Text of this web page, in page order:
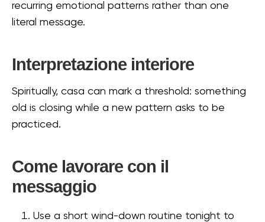
recurring emotional patterns rather than one
literal message.
Interpretazione interiore
Spiritually, casa can mark a threshold: something
old is closing while a new pattern asks to be
practiced.
Come lavorare con il
messaggio
Use a short wind-down routine tonight to